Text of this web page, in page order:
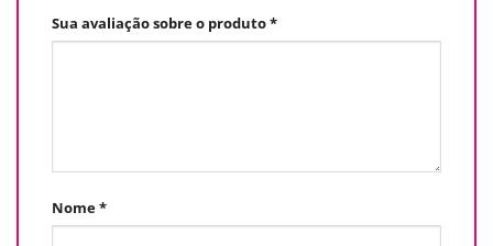
Sua avaliação sobre o produto*
Nome*